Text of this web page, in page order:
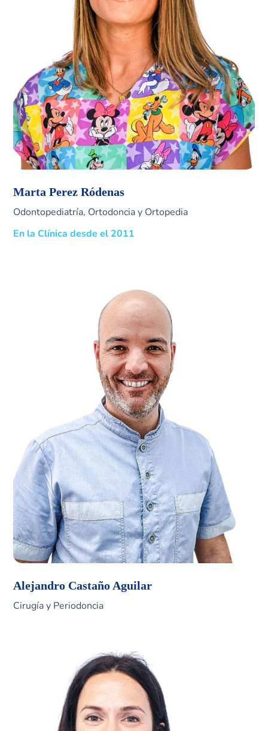
Marta Perez Ródenas
Odontopediatría, Ortodoncia y Ortopedia
En la Clínica desde el 2011
Alejandro Castaño Aguilar
Cirugía y Periodoncia